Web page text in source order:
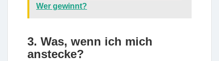
Wer gewinnt?
3. Was, wenn ich mich
anstecke?